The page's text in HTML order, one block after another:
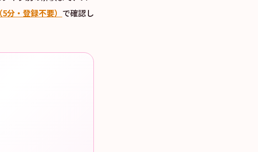
分・登録不要） で確認し